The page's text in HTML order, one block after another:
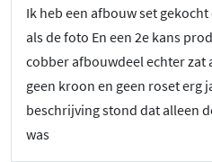
Ik heb een afbouw set
als de foto En een 2e kans
cobber afbouwdeel echter zat
geen kroon en geen roset erg
beschrijving stond dat alleen
was